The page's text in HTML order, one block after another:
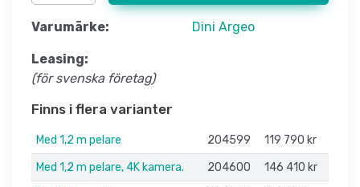
Varumärke: Dini Argeo
Leasing:
(för svenska företag)
Finns i flera varianter
Med 1,2 m pelare 204599
119 790 kr
Med 1,2 m pelare, 4K kamera.
204600
146 410 kr